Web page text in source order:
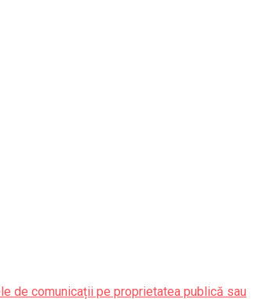
de comunicații pe proprietatea publică sau